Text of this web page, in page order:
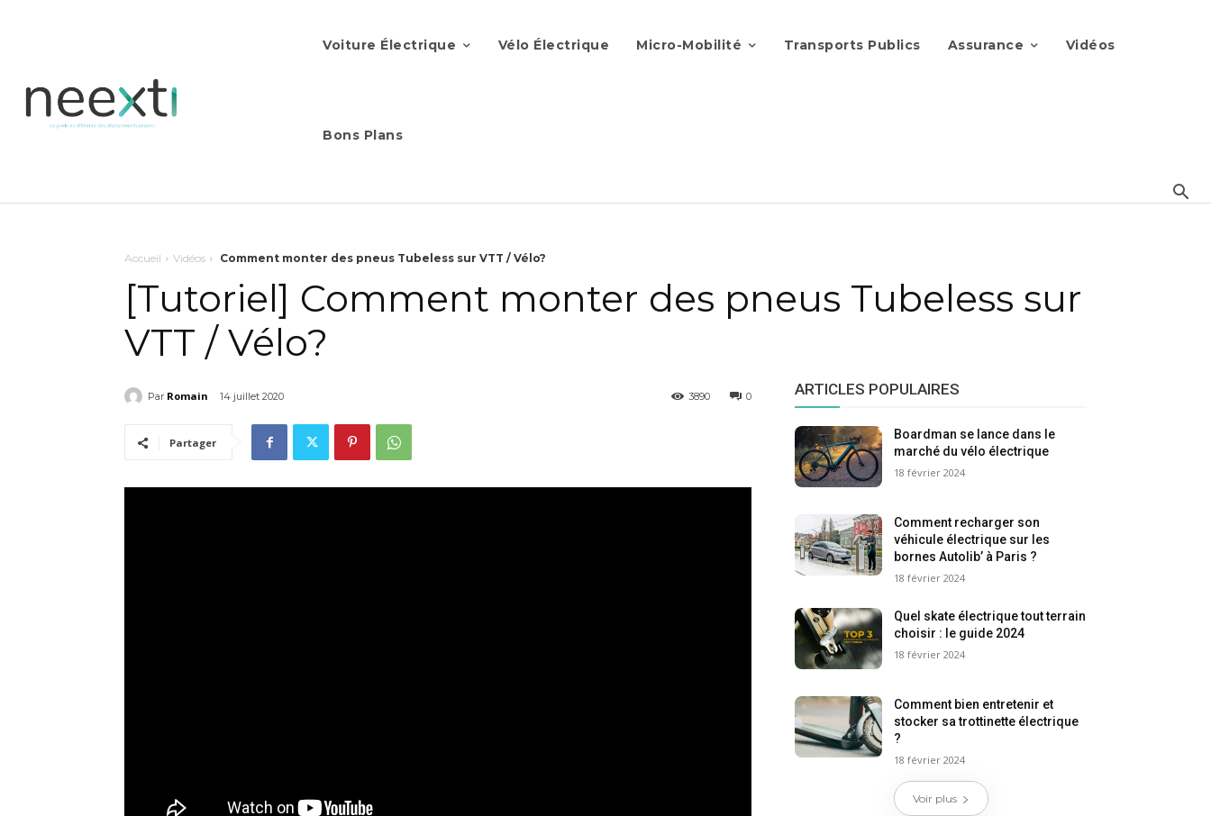
Voiture Électrique Vélo Électrique Micro-Mobilité Transports Publics Assurance Vidéos
Bons Plans
Accueil Vidéos Comment monter des pneus Tubeless sur VTT / Vélo?
[Tutoriel] Comment monter des pneus Tubeless sur
VTT / Vélo?
Par Romain 14 juillet 2020 0
3890
Partager
ARTICLES POPULAIRES
Boardman se lance dans le
marché du vélo électrique
18 février 2024
Comment recharger son
véhicule électrique sur les
bornes Autolib’ à Paris ?
18 février 2024
Quel skate électrique tout terrain
choisir : le guide 2024
18 février 2024
Comment bien entretenir et
stocker sa trottinette électrique
?
18 février 2024
Voir plus